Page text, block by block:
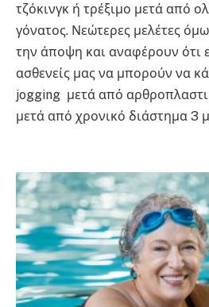
τζόκινγκ ή τρέξιμο μετά από
γόνατος. Νεώτερες μελέτες
την άποψη και αναφέρουν ότι
ασθενείς μας να μπορούν να
jogging μετά από
μετά από χρονικό διάστημα 3